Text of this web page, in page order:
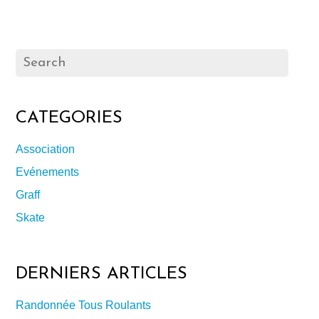
CATEGORIES
Association
Evénements
Graff
Skate
DERNIERS ARTICLES
Randonnée Tous Roulants